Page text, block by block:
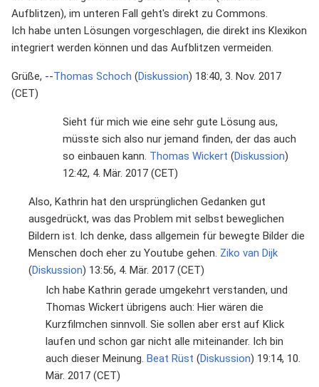
Aufblitzen), im unteren Fall geht's direkt zu Commons.
Ich habe unten Lösungen vorgeschlagen, die direkt ins Klexikon
integriert werden können und das Aufblitzen vermeiden.
Grüße, --Thomas Schoch (Diskussion) 18:40, 3. Nov. 2017
(CET)
Sieht für mich wie eine sehr gute Lösung aus,
müsste sich also nur jemand finden, der das auch
so einbauen kann. Thomas Wickert (Diskussion)
12:42, 4. Mär. 2017 (CET)
Also, Kathrin hat den ursprünglichen Gedanken gut
ausgedrückt, was das Problem mit selbst beweglichen
Bildern ist. Ich denke, dass allgemein für bewegte Bilder die
Menschen doch eher zu Youtube gehen. Ziko van Dijk
(Diskussion) 13:56, 4. Mär. 2017 (CET)
Ich habe Kathrin gerade umgekehrt verstanden, und
Thomas Wickert übrigens auch: Hier wären die
Kurzfilmchen sinnvoll. Sie sollen aber erst auf Klick
laufen und schon gar nicht alle miteinander. Ich bin
auch dieser Meinung. Beat Rüst (Diskussion) 19:14, 10.
Mär. 2017 (CET)